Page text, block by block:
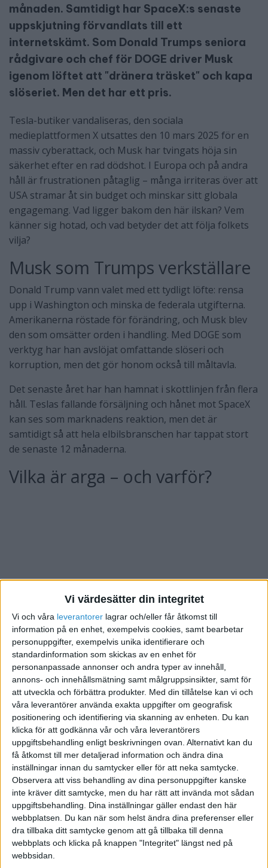
Vi värdesätter din integritet
Vi och våra leverantorer lagrar och/eller får åtkomst till
information på en enhet, exempelvis cookies, samt bearbetar
personuppgifter, exempelvis unika identifierare och
standardinformation som skickas av en enhet för
personanpassade annonser och andra typer av innehåll,
annons- och innehållsmätning samt målgruppsinsikter, samt för
att utveckla och förbättra produkter. Med din tillåtelse kan vi och
våra leverantörer använda exakta uppgifter om geografisk
positionering och identifiering via skanning av enheten. Du kan
klicka för att godkänna vår och våra leverantörers
uppgiftsbehandling enligt beskrivningen ovan. Alternativt kan du
få åtkomst till mer detaljerad information och ändra dina
inställningar innan du samtycker eller för att neka samtycke.
Observera att viss behandling av dina personuppgifter kanske
inte kräver ditt samtycke, men du har rätt att invända mot sådan
uppgiftsbehandling. Dina inställningar gäller endast den här
webbplatsen. Du kan när som helst ändra dina preferenser eller
dra tillbaka ditt samtycke genom att gå tillbaka till denna
webbplats och klicka på knappen "Integritet" längst ned på
webbsidan.
månaden. Samtidigt har SpaceX:s senaste
uppskjutning förvandlats till ett
internetskämt. Som Donald Trumps seniora
rådgivare och chef för DOGE driver Musk
igenom löftet att "dränera träsket" och kapa
slöseriet. Men det har ett pris.
Tesla-butiker vandaliseras, den sociala
medieplattformen X utsattes den 10 mars 2025 för en
massiv cyberattack, och Musk har tvingats höja sin
säkerhet efter en rad dödshot. I Europa och på andra
håll är frustrationen påtaglig – många irriteras över att
USA stramar åt sin budget och minskar sitt globala
engagemang. Vad ligger bakom den här ilskan? Vem
känner sig hotad, och vad betyder det att följa folkets
vilja?
Musk som Trumps verkställare
Donald Trump vann valet med ett tydligt löfte: rensa
upp i Washington och minska de federala utgifterna.
Amerikanerna röstade för förändring, och Musk blev
den som omsätter orden i handling. Med DOGE som
verktyg har han avslöjat omfattande slöseri och
korruption, men det gör honom också till måltavla.
Det senaste året har han hamnat i skottlinjen från flera
håll. Teslas fallande försäljning och hånet mot SpaceX
kan ses som marknadens reaktion, men det är
samtidigt så att hela elbilsbranschen har tappat stort
de senaste 12 månaderna.
Vilka är arga – och varför?
Ilskan mot Musk är en blandning av maktspel, ideologi
och personlig frustration. Här är några av de grupper
som känner sig hotade:
De som försvarar systemet:När DOGE avslöjar
skandaler – från en IRS-tjänsteman som flög
privatjet för 12 miljoner dollar till en lobbyist som
fakturerade miljoner utan kvitton – skakar det om
makteliten. För dem är Musk en fiende som river
ner deras privilegier.
Den politiska oppositionen:Musk ses som en